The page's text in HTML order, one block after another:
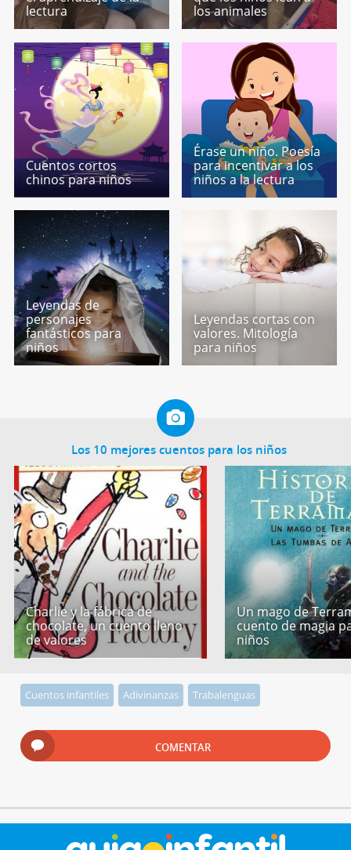
lectura
los animales
Cuentos cortos
chinos para niños
Érase un niño. Poesía
para incentivar a los
niños a la lectura
Leyendas de
personajes
fantásticos para
niños
Leyendas cortas con
valores. Mitología
para niños
Los 10 mejores cuentos para los niños
Charlie y la fábrica de
chocolate, un cuento lleno
de valores
Un mago de
cuento de magia
niños
Cuentos infantiles Adivinanzas Trabalenguas
COMENTAR